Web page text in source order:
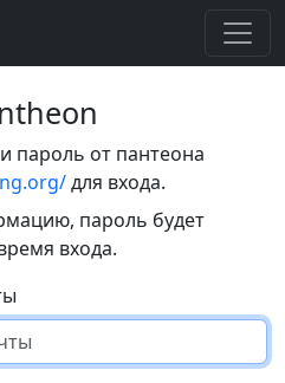
пароль от пантеона
для входа.
пароль будет
входа.